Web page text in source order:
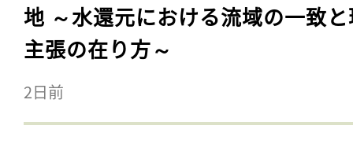
地 ～水還元における流域の一致
主張の在り方～
2日前